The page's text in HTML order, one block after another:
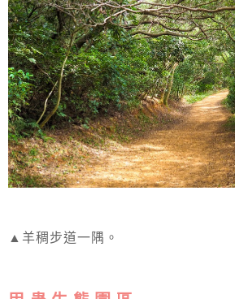
▲羊稠步道一隅。